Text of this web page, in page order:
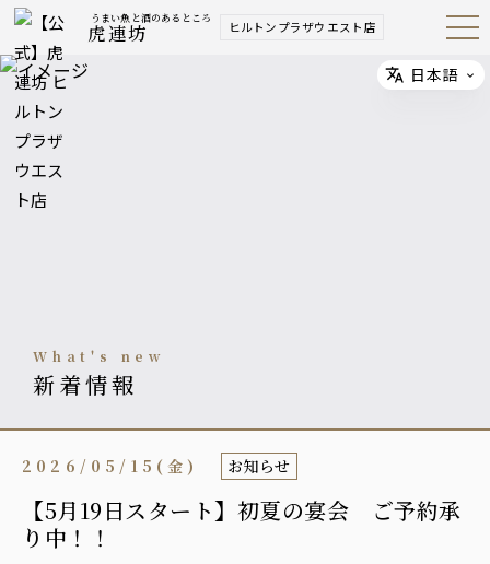
うまい魚と酒のあるところ
虎連坊 ヒルトンプラザウエスト店 Open
Navig
what's new
新着情報
【5月19日スタート】初夏の宴会 ご予約承
り中！！
2026/05/15(金) お知らせ
Select
日本語